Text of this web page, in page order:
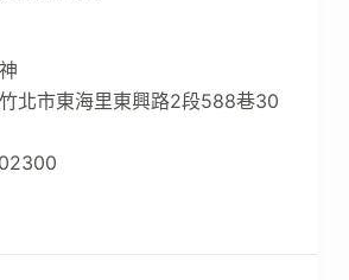
北市東海里東興路2段588巷30